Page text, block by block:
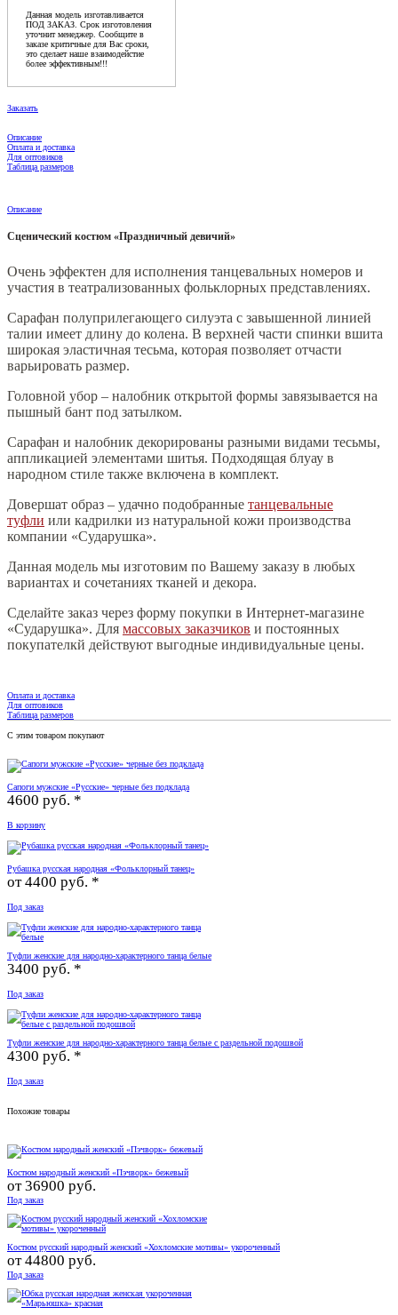
Данная модель изготавливается
ПОД ЗАКАЗ. Срок изготовления
уточнит менеджер. Сообщите в
заказе критичные для Вас сроки,
это сделает наше взаимодейстие
более эффективным!!!
Заказать
Описание
Оплата и доставка
Для оптовиков
Таблица размеров
Описание
Сценический костюм «Праздничный девичий»
Очень эффектен для исполнения танцевальных номеров и
участия в театрализованных фольклорных представлениях.
Сарафан полуприлегающего силуэта с завышенной линией
талии имеет длину до колена. В верхней части спинки вшита
широкая эластичная тесьма, которая позволяет отчасти
варьировать размер.
Головной убор – налобник открытой формы завязывается на
пышный бант под затылком.
Сарафан и налобник декорированы разными видами тесьмы,
аппликацией элементами шитья. Подходящая блуау в
народном стиле также включена в комплект.
Довершат образ – удачно подобранные танцевальные
туфли или кадрилки из натуральной кожи производства
компании «Сударушка».
Данная модель мы изготовим по Вашему заказу в любых
вариантах и сочетаниях тканей и декора.
Сделайте заказ через форму покупки в Интернет-магазине
«Сударушка». Для массовых заказчиков и постоянных
покупателкй действуют выгодные индивидуальные цены.
Оплата и доставка
Для оптовиков
Таблица размеров
С этим товаром покупают
Сапоги мужские «Русские» черные без подклада
4600 руб. *
В корзину
Рубашка русская народная «Фольклорный танец»
от4400 руб. *
Под заказ
Туфли женские для народно-характерного танца белые
3400 руб. *
Под заказ
Туфли женские для народно-характерного танца белые с раздельной подошвой
4300 руб. *
Под заказ
Похожие товары
Костюм народный женский «Пэчворк» бежевый
от36900 руб.
Под заказ
Костюм русский народный женский «Хохломские мотивы» укороченный
от44800 руб.
Под заказ